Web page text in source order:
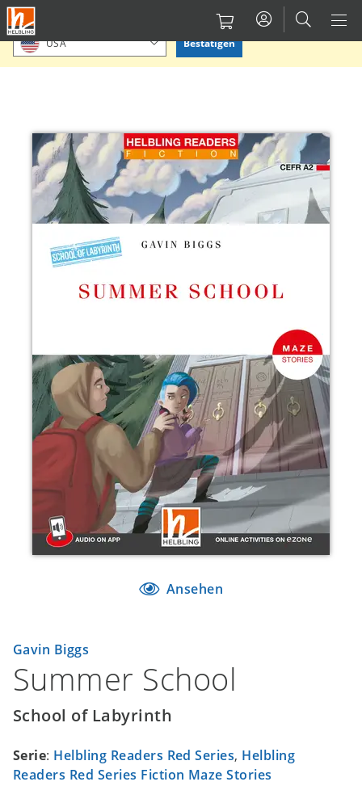
Direkt
zum
Inhalt
Bitte Standort bestätigen oder einen anderen auswählen.
USA Bestätigen
Ansehen
Gavin Biggs
Summer School
School of Labyrinth
Serie: Helbling Readers Red Series, Helbling
Readers Red Series Fiction Maze Stories